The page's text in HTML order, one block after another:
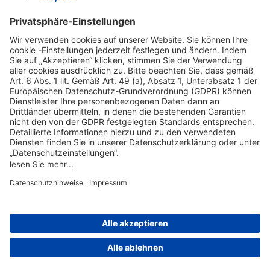
Hilfreiche Links
Online einkaufen & buchen
Über uns